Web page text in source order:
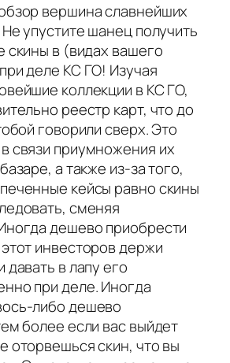
вершина славнейших
упустите шанец получить
скины в (видах вашего
деле КС ГО! Изучая
коллекции в КС ГО,
реестр карт, что до
говорили сверх. Это
связи приумножения их
а также из-за того,
кейсы равно скины
сменяя
дешево приобрести
инвесторов держи
в лапу его
при деле. Иногда
либо дешево
более если вас выйдет
оторвешься скин, что вы